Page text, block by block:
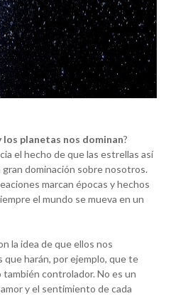
los planetas nos dominan?
el hecho de que las estrellas así
dominación sobre nosotros.
marcan épocas y hechos
el mundo se mueva en un
la idea de que ellos nos
harán, por ejemplo, que te
controlador. No es un
y el sentimiento de cada